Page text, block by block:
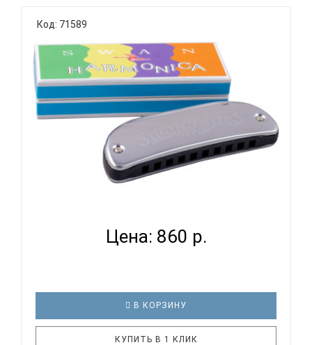
отверстий: 16 Язычки: латунь Корпус: пластик
коробка SWAN SW16 гармошка губная тремоло, До
мажор, 16/16 отв., 32 яз.(..
Код: 71589
Цена: 860 р.
В КОРЗИНУ
КУПИТЬ В 1 КЛИК